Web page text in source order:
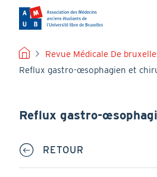
contenu
principal
FIL
D'ARIANE
Revue Médicale De
Reflux gastro-œsophagien et
Reflux gastro-
RETOUR